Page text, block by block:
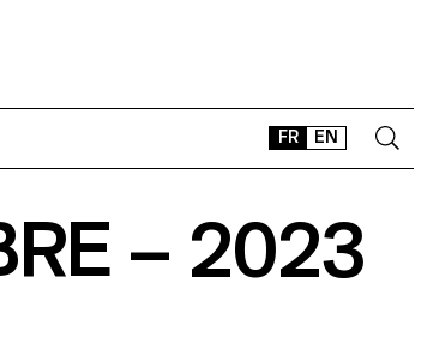
FR EN
CONTACT
SHOP
– 2023